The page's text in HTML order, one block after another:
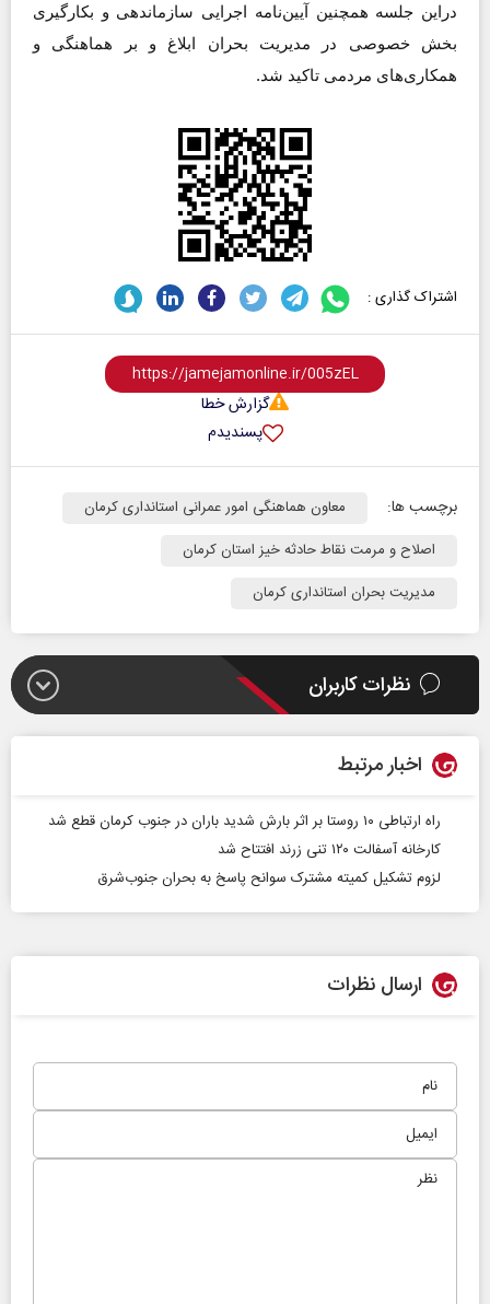
دراین جلسه همچنین آیین‌نامه اجرایی سازماندهی و بکارگیری
بخش خصوصی در مدیریت بحران ابلاغ و بر هماهنگی و
همکاری‌های مردمی تاکید شد.
اشتراک گذاری :
گزارش خطا
پسندیدم
برچسب ها:
معاون هماهنگی امور عمرانی استانداری کرمان
اصلاح و مرمت نقاط حادثه خیز استان کرمان
مدیریت بحران استانداری کرمان
نظرات کاربران
اخبار مرتبط
راه ارتباطی ١٠ روستا بر اثر بارش شدید باران در جنوب کرمان قطع شد
کارخانه آسفالت ۱۲۰ تنی زرند افتتاح شد
لزوم تشکیل کمیته مشترک سوانح پاسخ به بحران جنوب‌شرق
ارسال نظرات